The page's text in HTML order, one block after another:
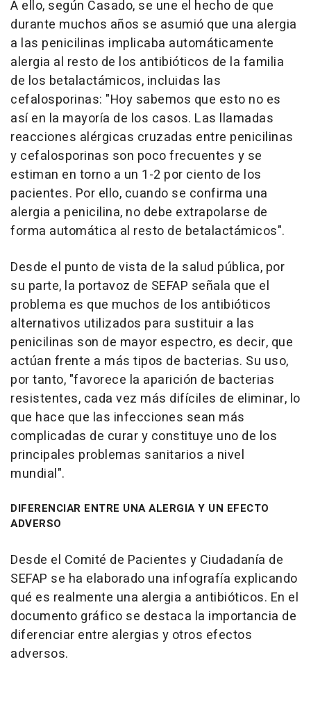
A ello, según Casado, se une el hecho de que
durante muchos años se asumió que una alergia
a las penicilinas implicaba automáticamente
alergia al resto de los antibióticos de la familia
de los betalactámicos, incluidas las
cefalosporinas: "Hoy sabemos que esto no es
así en la mayoría de los casos. Las llamadas
reacciones alérgicas cruzadas entre penicilinas
y cefalosporinas son poco frecuentes y se
estiman en torno a un 1-2 por ciento de los
pacientes. Por ello, cuando se confirma una
alergia a penicilina, no debe extrapolarse de
forma automática al resto de betalactámicos".
Desde el punto de vista de la salud pública, por
su parte, la portavoz de SEFAP señala que el
problema es que muchos de los antibióticos
alternativos utilizados para sustituir a las
penicilinas son de mayor espectro, es decir, que
actúan frente a más tipos de bacterias. Su uso,
por tanto, "favorece la aparición de bacterias
resistentes, cada vez más difíciles de eliminar, lo
que hace que las infecciones sean más
complicadas de curar y constituye uno de los
principales problemas sanitarios a nivel
mundial".
DIFERENCIAR ENTRE UNA ALERGIA Y UN EFECTO
ADVERSO
Desde el Comité de Pacientes y Ciudadanía de
SEFAP se ha elaborado una infografía explicando
qué es realmente una alergia a antibióticos. En el
documento gráfico se destaca la importancia de
diferenciar entre alergias y otros efectos
adversos.